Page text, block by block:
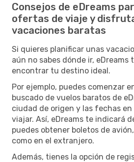
Consejos de eDreams
ofertas de viaje y
vacaciones baratas
Si quieres planificar unas
aún no sabes dónde ir, eDreams
encontrar tu destino ideal.
Por ejemplo, puedes comenzar
buscado de vuelos baratos de
ciudad de origen y las fechas en
viajar. Así, eDreams te indicará
puedes obtener boletos de
como en el extranjero.
Además, tienes la opción de